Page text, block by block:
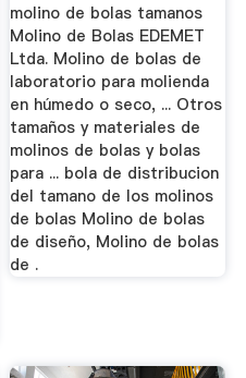
molino de bolas tamanos
Molino de Bolas EDEMET
Ltda. Molino de bolas de
laboratorio para molienda
en húmedo o seco, ... Otros
tamaños y materiales de
molinos de bolas y bolas
para ... bola de distribucion
del tamano de los molinos
de bolas Molino de bolas
de diseño, Molino de bolas
de .